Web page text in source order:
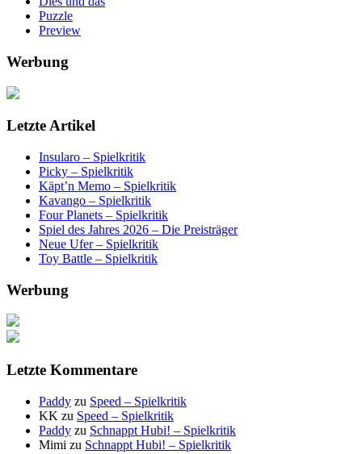
Puzzle
Preview
Werbung
Letzte Artikel
Insularo – Spielkritik
Picky – Spielkritik
Käpt’n Memo – Spielkritik
Kavango – Spielkritik
Four Planets – Spielkritik
Spiel des Jahres 2026 – Die Preisträger
Neue Ufer – Spielkritik
Toy Battle – Spielkritik
Werbung
Letzte Kommentare
Paddy zu Speed – Spielkritik
KK zu Speed – Spielkritik
Paddy zu Schnappt Hubi! – Spielkritik
Mimi zu Schnappt Hubi! – Spielkritik